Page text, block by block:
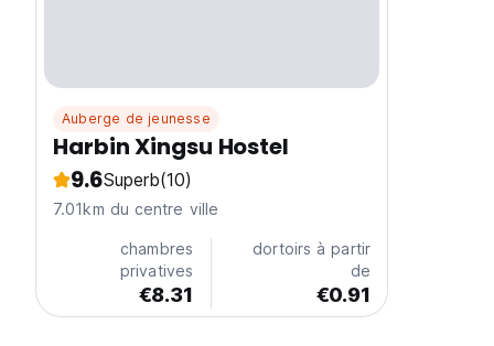
Auberge de jeunesse
Harbin Xingsu Hostel
9.6Superb(10)
7.01km du centre ville
chambres
privatives
€8.31
dortoirs à partir
de
€0.91